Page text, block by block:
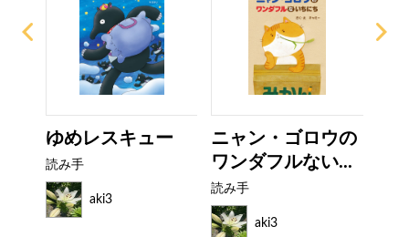
ゆめレスキュー
読み手
aki3
ニャン・ゴロウの
ワンダフルない...
読み手
aki3